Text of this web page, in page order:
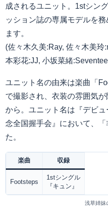
成されるユニット。1stシン
ッション誌の専属モデルを
ます。
(佐々木久美:Ray, 佐々木美
本彩花:JJ, 小坂菜緒
ユニット名の由来は楽曲「
で撮影され、衣装の雰囲気
から。ユニット名は『デビ
念全国握手会』において、
た。
楽曲 収録
Footsteps
1stシングル
『キュン』
浅草姉妹